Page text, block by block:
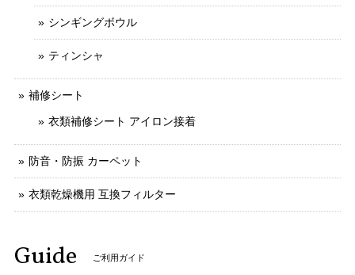
シンギングボウル
ティンシャ
補修シート
衣類補修シート アイロン接着
防音・防振 カーペット
衣類乾燥機用 互換フィルター
Guide ご利用ガイド